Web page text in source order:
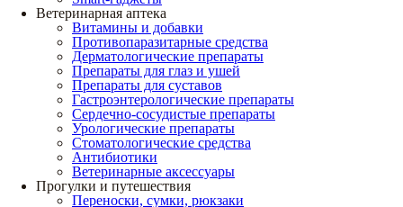
Ветеринарная аптека
Витамины и добавки
Противопаразитарные средства
Дерматологические препараты
Препараты для глаз и ушей
Препараты для суставов
Гастроэнтерологические препараты
Сердечно-сосудистые препараты
Урологические препараты
Стоматологические средства
Антибиотики
Ветеринарные аксессуары
Прогулки и путешествия
Переноски, сумки, рюкзаки